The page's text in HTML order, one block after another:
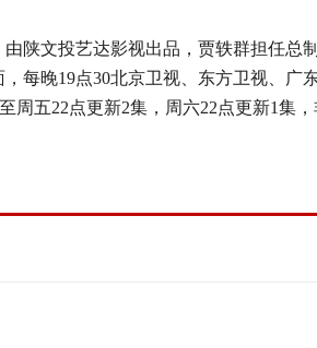
由陕文投艺达影视出品，贾轶群担任总
，每晚19点30北京卫视、东方卫视、广
周五22点更新2集，周六22点更新1集